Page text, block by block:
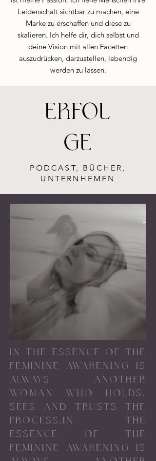
Leidenschaft sichtbar zu machen, eine
Marke zu erschaffen und diese zu
skalieren. Ich helfe dir, dich selbst und
deine Vision mit allen Facetten
auszudrücken, darzustellen, lebendig
werden zu lassen.
ERFOL
GE
PODCAST, BÜCHER,
UNTERNHEMEN
IN THE ESSENCE OF THE
FEMININE AWAKENING IS
ALWAYS ANOTHER
WOMAN WHO HOLDS,
SEES AND TRUSTS THE
PROCESS.IN THE
ESSENCE OF THE
FEMININE AWAKENING IS